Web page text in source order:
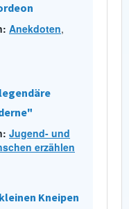
Anekdoten,
Jugend- und
erzählen
Kneipen